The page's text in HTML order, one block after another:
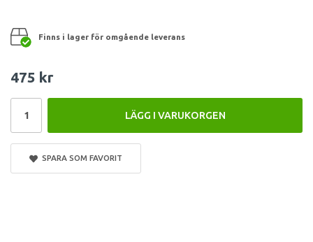
Finns i lager för omgående leverans
475 kr
LÄGG I VARUKORGEN
SPARA SOM FAVORIT